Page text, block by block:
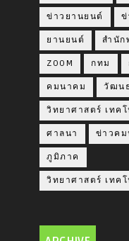
ข่าวยานยนต์
ยานยนต์ สำนัก
ZOOM กทม
คมนาคม วัฒน
วิทยาศาสตร์ เทค
ศาลนา ข่าวค
ภูมิภาค
วิทยาศาสตร์ เทค